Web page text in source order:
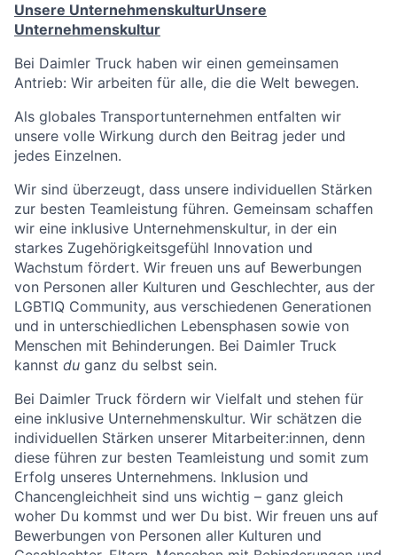
Unsere UnternehmenskulturUnsere
Unternehmenskultur
Bei Daimler Truck haben wir einen gemeinsamen
Antrieb: Wir arbeiten für alle, die die Welt bewegen.
Als globales Transportunternehmen entfalten wir
unsere volle Wirkung durch den Beitrag jeder und
jedes Einzelnen.
Wir sind überzeugt, dass unsere individuellen Stärken
zur besten Teamleistung führen. Gemeinsam schaffen
wir eine inklusive Unternehmenskultur, in der ein
starkes Zugehörigkeitsgefühl Innovation und
Wachstum fördert. Wir freuen uns auf Bewerbungen
von Personen aller Kulturen und Geschlechter, aus der
LGBTIQ Community, aus verschiedenen Generationen
und in unterschiedlichen Lebensphasen sowie von
Menschen mit Behinderungen. Bei Daimler Truck
kannst du ganz du selbst sein.
Bei Daimler Truck fördern wir Vielfalt und stehen für
eine inklusive Unternehmenskultur. Wir schätzen die
individuellen Stärken unserer Mitarbeiter:innen, denn
diese führen zur besten Teamleistung und somit zum
Erfolg unseres Unternehmens. Inklusion und
Chancengleichheit sind uns wichtig – ganz gleich
woher Du kommst und wer Du bist. Wir freuen uns auf
Bewerbungen von Personen aller Kulturen und